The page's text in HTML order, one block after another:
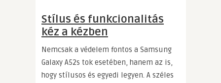
Stílus és funkcionalitás
kéz a kézben
Nemcsak a védelem fontos a Samsung
Galaxy A52s tok esetében, hanem az is,
hogy stílusos és egyedi legyen. A széles